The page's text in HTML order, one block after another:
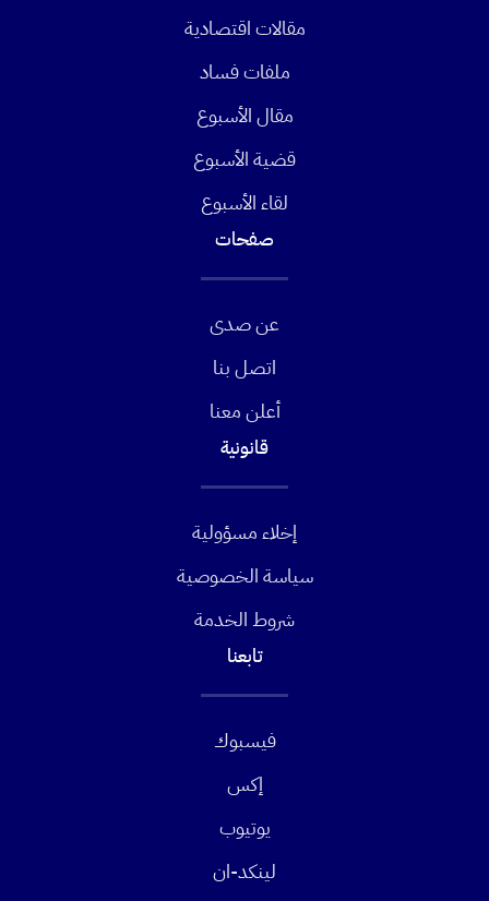
مقالات اقتصادية
ملفات فساد
مقال الأسبوع
قضية الأسبوع
لقاء الأسبوع
صفحات
عن صدى
اتصل بنا
أعلن معنا
قانونية
إخلاء مسؤولية
سياسة الخصوصية
شروط الخدمة
تابعنا
فيسبوك
إكس
يوتيوب
لينكد-ان